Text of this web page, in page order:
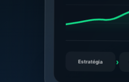
Estratégia